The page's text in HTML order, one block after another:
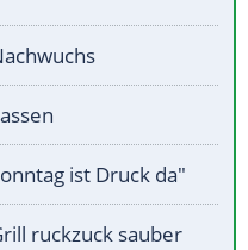
ist Druck da"
ruckzuck sauber